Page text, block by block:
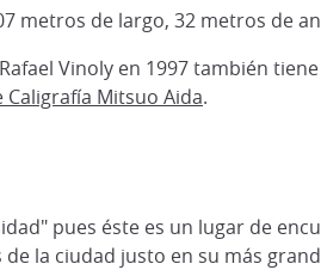
metros de largo, 32 metros de
Vinoly en 1997 también
Caligrafía Mitsuo Aida.
pues éste es un lugar de
la ciudad justo en su más